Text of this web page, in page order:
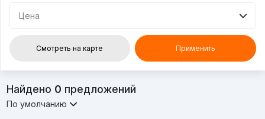
Цена
Смотреть на карте Применить
Найдено 0 предложений
По умолчанию